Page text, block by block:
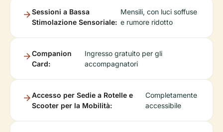
Sessioni a Bassa
Stimolazione Sensoriale:
Mensili, con luci soffuse
e rumore ridotto
Companion
Card:
Ingresso gratuito per gli
accompagnatori
Accesso per Sedie a Rotelle e
Scooter per la Mobilità:
Completamente
accessibile